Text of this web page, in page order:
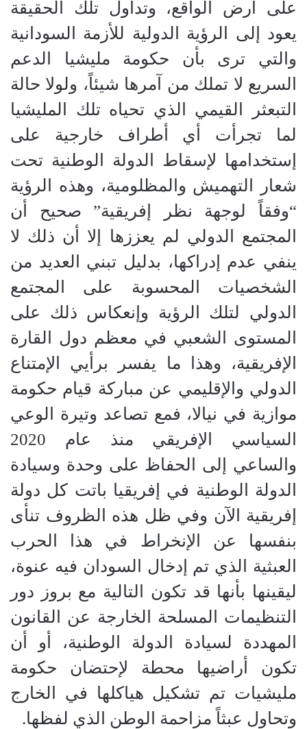
على أرض الواقع، وتداول تلك الحقيقة
يعود إلى الرؤية الدولية للأزمة السودانية
والتي ترى بأن حكومة مليشيا الدعم
السريع لا تملك من آمرها شيئاً، ولولا حالة
التبعثر القيمي الذي تحياه تلك المليشيا
لما تجرأت أي أطراف خارجية على
إستخدامها لإسقاط الدولة الوطنية تحت
شعار التهميش والمظلومية، وهذه الرؤية
“وفقاً لوجهة نظر إفريقية” صحيح أن
المجتمع الدولي لم يعززها إلا أن ذلك لا
ينفي عدم إدراكها، بدليل تبني العديد من
الشخصيات المحسوبة على المجتمع
الدولي لتلك الرؤية وإنعكاس ذلك على
المستوى الشعبي في معظم دول القارة
الإفريقية، وهذا ما يفسر برأيي الإمتناع
الدولي والإقليمي عن مباركة قيام حكومة
موازية في نيالا، فمع تصاعد وتيرة الوعي
السياسي الإفريقي منذ عام 2020
والساعي إلى الحفاظ على وحدة وسيادة
الدولة الوطنية في إفريقيا باتت كل دولة
إفريقية الآن وفي ظل هذه الظروف تنأى
بنفسها عن الإنخراط في هذا الحرب
العبثية الذي تم إدخال السودان فيه عنوة،
ليقينها بأنها قد تكون التالية مع بروز دور
التنظيمات المسلحة الخارجة عن القانون
المهددة لسيادة الدولة الوطنية، أو أن
تكون أراضيها محطة لإحتضان حكومة
مليشيات تم تشكيل هياكلها في الخارج
وتحاول عبثاً مزاحمة الوطن الذي لفظها.